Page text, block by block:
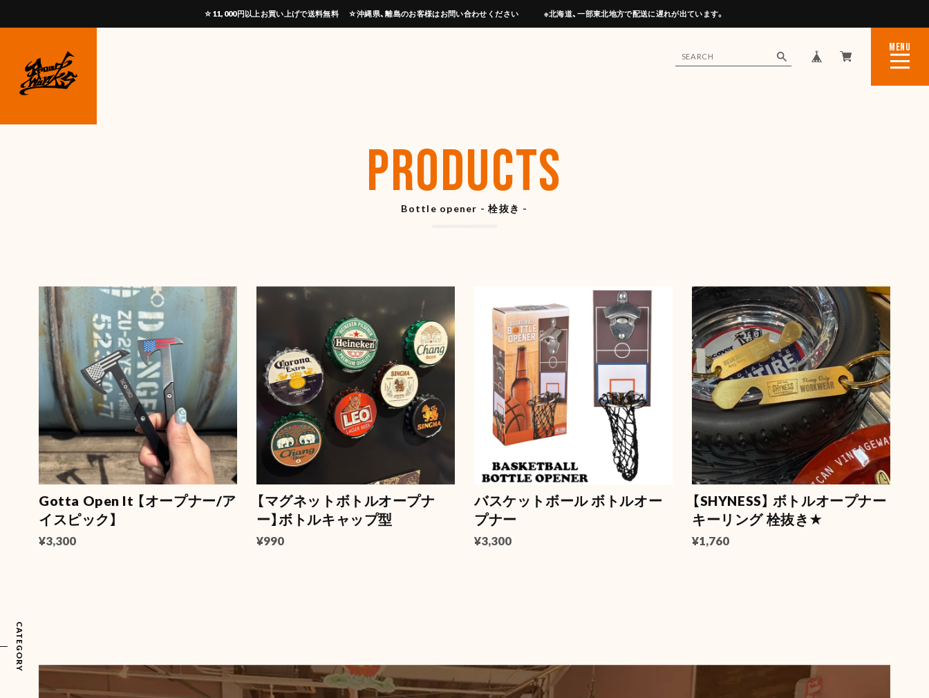
☆11,000円以上お買い上げで送料無料 ☆沖縄県、離島のお客様はお問い合わせください ※北海道、一部東北地方で配送に遅れが出ています。
MENU
CLOSE
CATEGORY
PRODUCTS
Bottle opener - 栓抜き -
Gotta Open It 【オープナー/ア
イスピック】
¥3,300
【マグネットボトルオープナ
ー】ボトルキャップ型
¥990
バスケットボール ボトルオー
プナー
¥3,300
【SHYNESS】 ボトルオープナー
キーリング 栓抜き★
¥1,760